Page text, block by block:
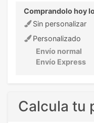
Comprandolo hoy
Sin personalizar
Personalizado
Envío normal
Envío Express
Calcula tu